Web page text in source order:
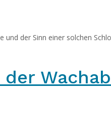
und der Sinn einer solchen
der